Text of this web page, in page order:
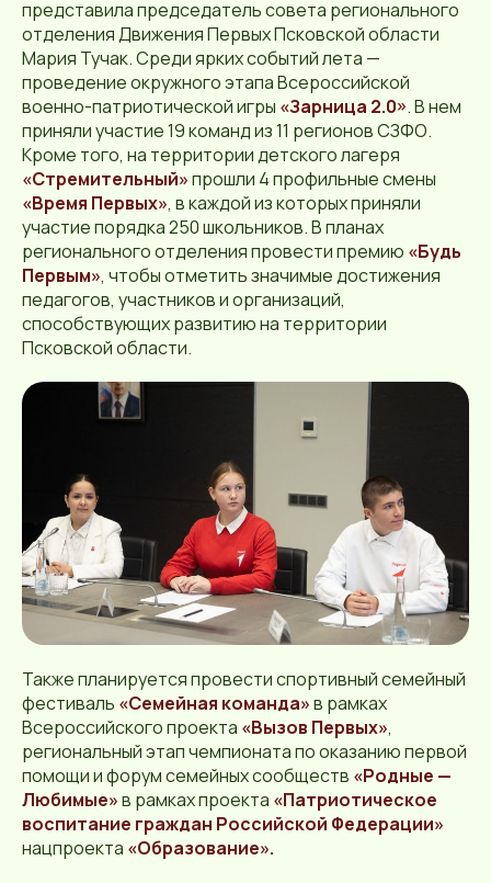
представила председатель совета регионального
отделения Движения Первых Псковской области
Мария Тучак. Среди ярких событий лета —
проведение окружного этапа Всероссийской
военно-патриотической игры «Зарница 2.0». В нем
приняли участие 19 команд из 11 регионов СЗФО.
Кроме того, на территории детского лагеря
«Стремительный»прошли 4 профильные смены
«Время Первых», в каждой из которых приняли
участие порядка 250 школьников. В планах
регионального отделения провести премию «Будь
Первым», чтобы отметить значимые достижения
педагогов, участников и организаций,
способствующих развитию на территории
Псковской области.
Также планируется провести спортивный семейный
фестиваль «Семейная команда»в рамках
Всероссийского проекта «Вызов Первых»,
региональный этап чемпионата по оказанию первой
помощи и форум семейных сообществ «Родные —
Любимые»в рамках проекта «Патриотическое
воспитание граждан Российской Федерации»
нацпроекта «Образование».